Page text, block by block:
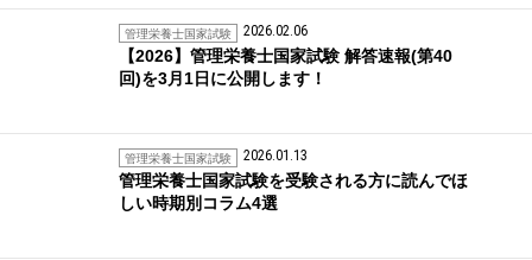
管理栄養士国家試験 2026.02.06
【2026】管理栄養士国家試験 解答速報(第40
回)を3月1日に公開します！
管理栄養士国家試験 2026.01.13
管理栄養士国家試験を受験される方に読んでほ
しい時期別コラム4選